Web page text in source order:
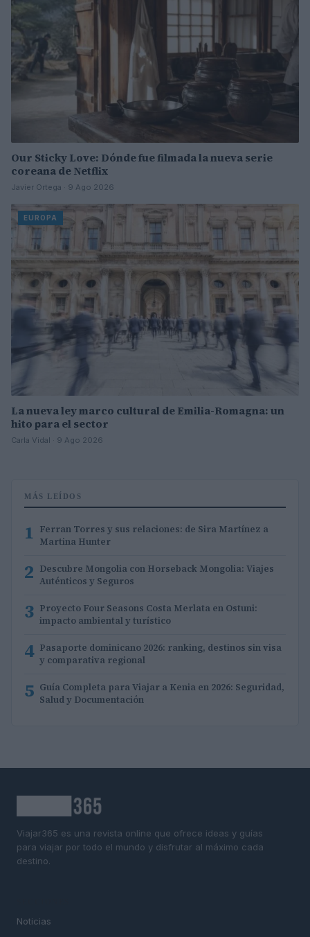
Our Sticky Love: Dónde fue filmada la nueva serie
coreana de Netflix
Javier Ortega · 9 Ago 2026
EUROPA
La nueva ley marco cultural de Emilia-Romagna: un
hito para el sector
Carla Vidal · 9 Ago 2026
MÁS LEÍDOS
1 Ferran Torres y sus relaciones: de Sira Martínez a
Martina Hunter
2 Descubre Mongolia con Horseback Mongolia: Viajes
Auténticos y Seguros
3 Proyecto Four Seasons Costa Merlata en Ostuni:
impacto ambiental y turístico
4 Pasaporte dominicano 2026: ranking, destinos sin visa
y comparativa regional
5 Guía Completa para Viajar a Kenia en 2026: Seguridad,
Salud y Documentación
Viajar365 es una revista online que ofrece ideas y guías
para viajar por todo el mundo y disfrutar al máximo cada
destino.
Noticias